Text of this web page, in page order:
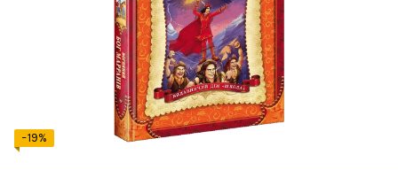
−19%